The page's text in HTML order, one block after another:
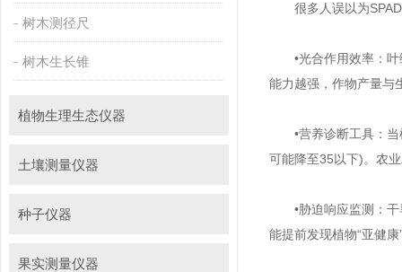
树木测径尺
树木生长锥
植物生理生态仪器
土壤测量仪器
种子仪器
果实测量仪器
很多人误以为SPAD
•光合作用效率：叶
能力越强，作物产量与
•营养诊断工具：当
可能降至35以下)。农
•胁迫响应监测：干
能提前发现植物“亚健